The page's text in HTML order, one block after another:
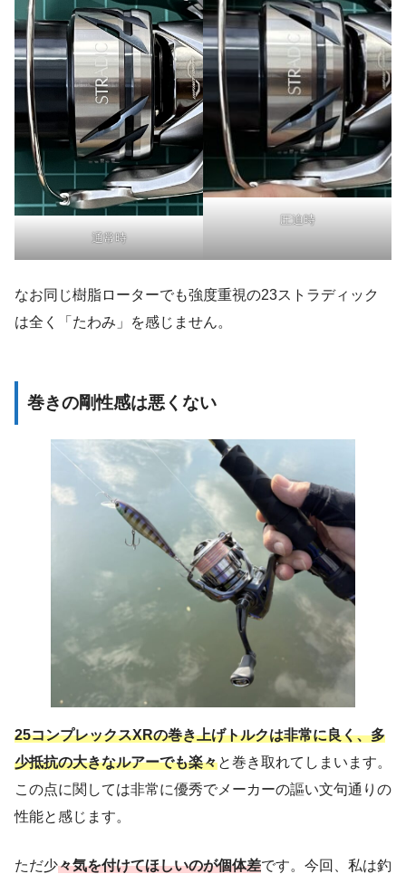
通常時
圧迫時
なお同じ樹脂ローターでも強度重視の23ストラディック
は全く「たわみ」を感じません。
巻きの剛性感は悪くない
25コンプレックスXRの巻き上げトルクは非常に良く、多
少抵抗の大きなルアーでも楽々と巻き取れてしまいます。
この点に関しては非常に優秀でメーカーの謳い文句通りの
性能と感じます。
ただ少々気を付けてほしいのが個体差です。今回、私は釣